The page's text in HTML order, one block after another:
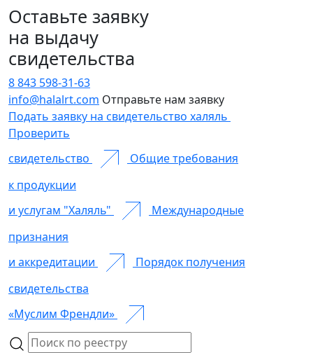
Оставьте заявку
на выдачу
свидетельства
8 843 598-31-63
info@halalrt.com Отправьте нам заявку
Подать заявку на свидетельство халяль
Проверить
свидетельство
Общие требования
к продукции
и услугам "Халяль"
Международные
признания
и аккредитации
Порядок получения
свидетельства
«Муслим Френдли»